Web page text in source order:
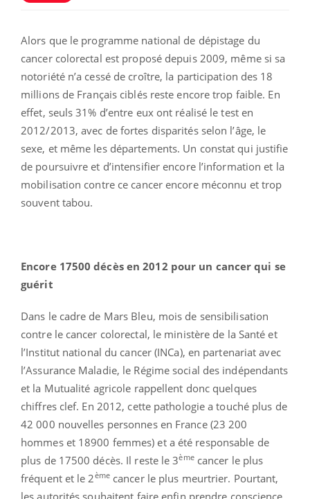
Alors que le programme national de dépistage du
cancer colorectal est proposé depuis 2009, même si sa
notoriété n’a cessé de croître, la participation des 18
millions de Français ciblés reste encore trop faible. En
effet, seuls 31% d’entre eux ont réalisé le test en
2012/2013, avec de fortes disparités selon l’âge, le
sexe, et même les départements. Un constat qui justifie
de poursuivre et d’intensifier encore l’information et la
mobilisation contre ce cancer encore méconnu et trop
souvent tabou.
Encore 17500 décès en 2012 pour un cancer qui se
guérit
Dans le cadre de Mars Bleu, mois de sensibilisation
contre le cancer colorectal, le ministère de la Santé et
l’Institut national du cancer (INCa), en partenariat avec
l’Assurance Maladie, le Régime social des indépendants
et la Mutualité agricole rappellent donc quelques
chiffres clef. En 2012, cette pathologie a touché plus de
42 000 nouvelles personnes en France (23 200
hommes et 18900 femmes) et a été responsable de
plus de 17500 décès. Il reste le 3èmecancer le plus
fréquent et le 2èmecancer le plus meurtrier. Pourtant,
les autorités souhaitent faire enfin prendre conscience